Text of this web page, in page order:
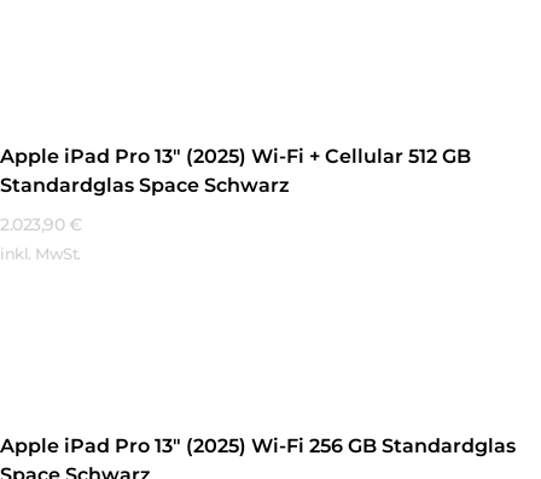
Apple iPad Pro 13″ (2025) Wi-Fi + Cellular 512 GB
Standardglas Space Schwarz
2.023,90 €
inkl. MwSt.
Apple iPad Pro 13″ (2025) Wi-Fi 256 GB Standardglas